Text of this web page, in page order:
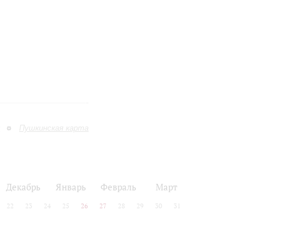
Пушкинская карта
Декабрь Январь Февраль Март
22 23 24 25 26 27 28 29 30 31